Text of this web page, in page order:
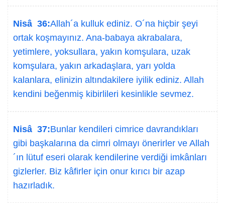
Nisâ 36:Allah´a kulluk ediniz. O´na hiçbir şeyi
ortak koşmayınız. Ana-babaya akrabalara,
yetimlere, yoksullara, yakın komşulara, uzak
komşulara, yakın arkadaşlara, yarı yolda
kalanlara, elinizin altındakilere iyilik ediniz. Allah
kendini beğenmiş kibirlileri kesinlikle sevmez.
Nisâ 37:Bunlar kendileri cimrice davrandıkları
gibi başkalarına da cimri olmayı önerirler ve Allah
´ın lütuf eseri olarak kendilerine verdiği imkânları
gizlerler. Biz kâfirler için onur kırıcı bir azap
hazırladık.